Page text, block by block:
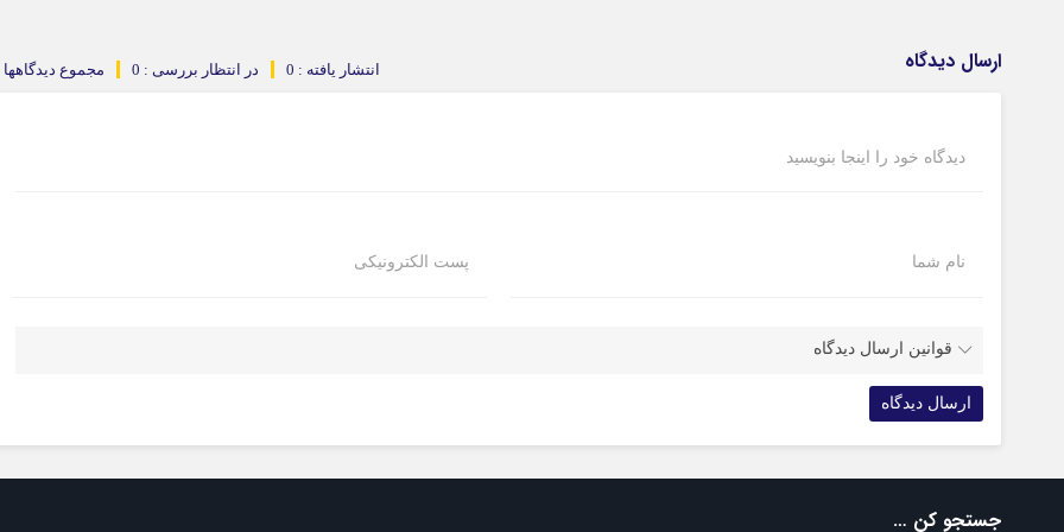
ارسال دیدگاه مجموع دیدگاهها در انتظار بررسی : 0 انتشار یافته : 0
دیدگاه خود را اینجا بنویسید
نام شما پست الکترونیکی
قوانین ارسال دیدگاه
جستجو کن …